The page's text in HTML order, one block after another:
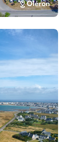
Oléron